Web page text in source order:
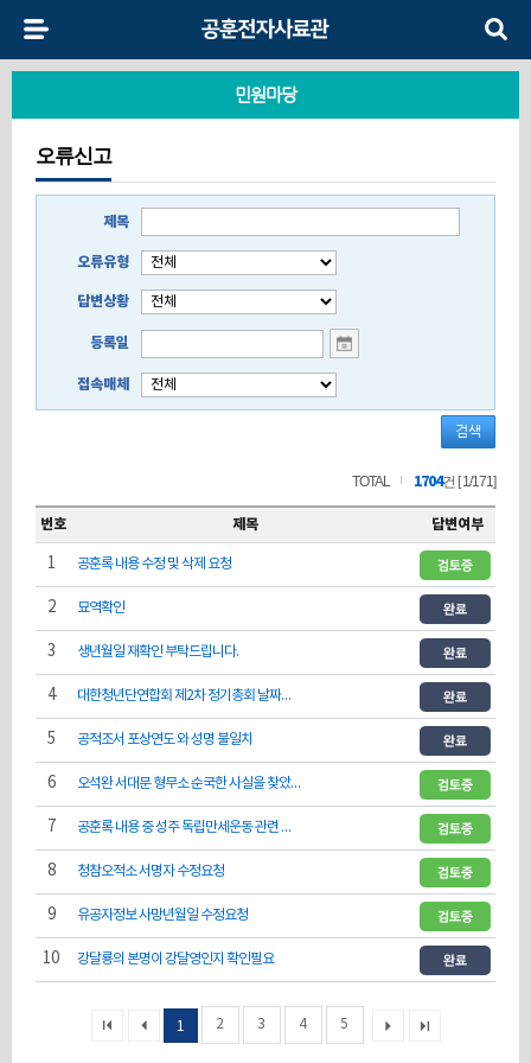
민원마당
오류신고
제목
오류유형
답변상황
등록일
접속매체
검색
TOTAL 1704건 [ 1/171]
번호 제목 답변여부
1 공훈록 내용 수정 및 삭제 요청
2 묘역확인
3 생년월일 재확인 부탁드립니다.
4 대한청년단연합회 제2차 정기총회 날짜에 오류가 있습니다.
5 공적조서 포상연도 와 성명 불일치
6 오석완 서대문 형무소 순국한 사실을 찾았습니다.
7 공훈록 내용 중 성주 독립만세운동 관련 내용 삭제요청
8 청참오적소 서명자 수정요청
9 유공자정보 사망년월일 수정요청
10 강달룡의 본명이 강달영인지 확인필요
1 2 3 4 5